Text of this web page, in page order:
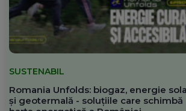
SUSTENABIL
Romania Unfolds: biogaz, energie
și geotermală - soluțiile care schimbă